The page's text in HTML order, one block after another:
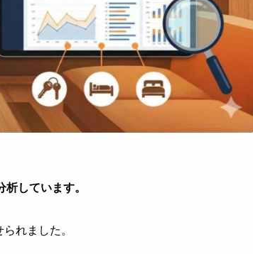
しています。
れました。